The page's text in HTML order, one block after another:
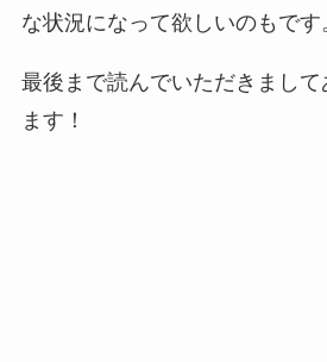
な状況になって欲しいのもです
最後まで読んでいただきまし
ます！